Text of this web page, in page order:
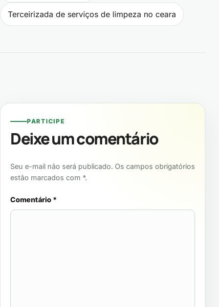
Terceirizada de serviços de limpeza no ceara
PARTICIPE
Deixe um comentário
Seu e-mail não será publicado. Os campos obrigatórios
estão marcados com *.
Comentário *